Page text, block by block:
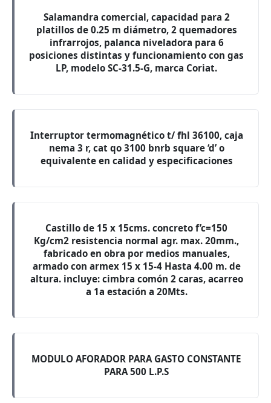
Salamandra comercial, capacidad para 2
platillos de 0.25 m diámetro, 2 quemadores
infrarrojos, palanca niveladora para 6
posiciones distintas y funcionamiento con gas
LP, modelo SC-31.5-G, marca Coriat.
Interruptor termomagnético t/ fhl 36100, caja
nema 3 r, cat qo 3100 bnrb square ‘d’ o
equivalente en calidad y especificaciones
Castillo de 15 x 15cms. concreto f’c=150
Kg/cm2 resistencia normal agr. max. 20mm.,
fabricado en obra por medios manuales,
armado con armex 15 x 15-4 Hasta 4.00 m. de
altura. incluye: cimbra comón 2 caras, acarreo
a 1a estación a 20Mts.
MODULO AFORADOR PARA GASTO CONSTANTE
PARA 500 L.P.S